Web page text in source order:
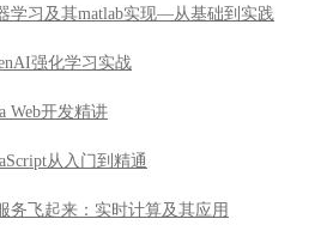
学习及其matlab实现—从基础到实践
强化学习实战
Web开发精讲
从入门到精通
务飞起来：实时计算及其应用